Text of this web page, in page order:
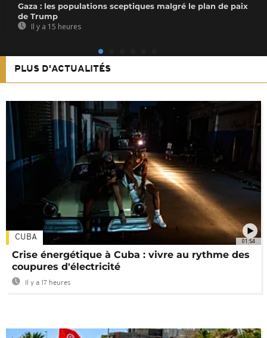
Gaza : les populations sceptiques malgré le plan de paix
de Trump
Il y a 15 heures
PLUS D'ACTUALITÉS
01:54
CUBA
Crise énergétique à Cuba : vivre au rythme des
coupures d'électricité
Il y a 17 heures